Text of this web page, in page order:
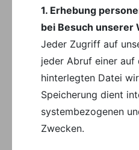
1. Erhebung
bei Besuch unserer
Jeder Zugriff auf
jeder Abruf einer auf
hinterlegten Datei
Speicherung dient
systembezogenen
Zwecken.